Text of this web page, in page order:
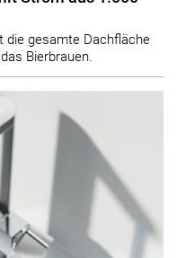
die gesamte Dachfläche
Bierbrauen.